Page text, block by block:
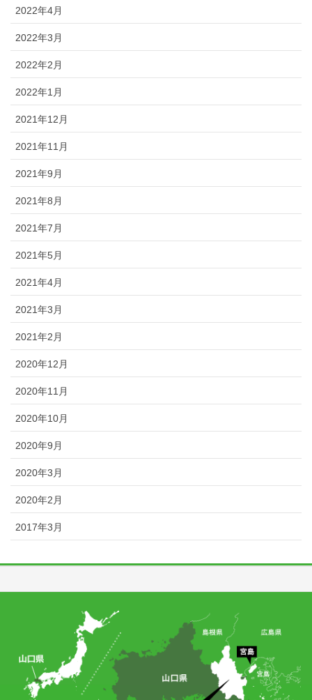
2022年4月
2022年3月
2022年2月
2022年1月
2021年12月
2021年11月
2021年9月
2021年8月
2021年7月
2021年5月
2021年4月
2021年3月
2021年2月
2020年12月
2020年11月
2020年10月
2020年9月
2020年3月
2020年2月
2017年3月